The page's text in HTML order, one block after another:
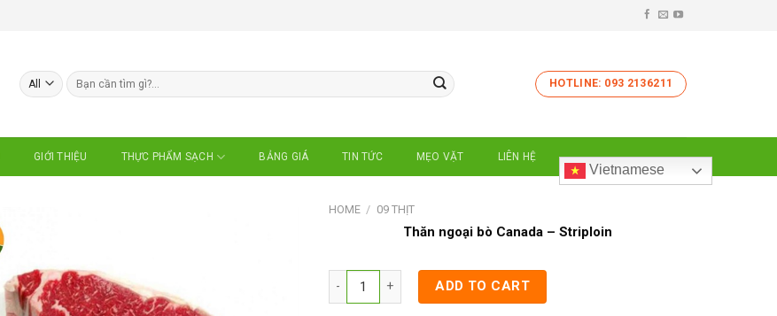
Search
for:
HOTLINE: 093 2136211
GIỚI THIỆU THỰC PHẨM SẠCH BẢNG GIÁ TIN TỨC MẸO VẶT LIÊN HỆ
Vietnamese
HOME / 09 THỊT
Thăn ngoại bò Canada – Striploin
Thăn ngoại bò Canada - Striploin quantity
ADD TO CART